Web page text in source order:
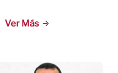
Ver Más